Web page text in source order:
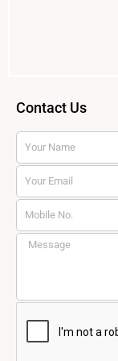
Contact Us